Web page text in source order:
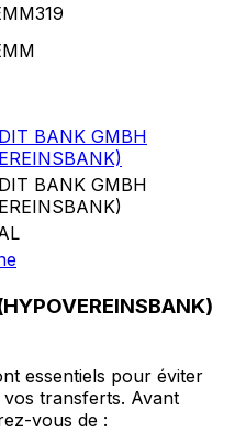
BANK GMBH
BANK GMBH
essentiels pour éviter
transferts. Avant
vous de :